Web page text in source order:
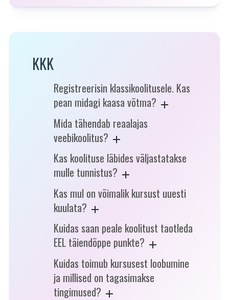
KKK
Registreerisin klassikoolitusele. Kas
pean midagi kaasa võtma?
Mida tähendab reaalajas
veebikoolitus?
Kas koolituse läbides väljastatakse
mulle tunnistus?
Kas mul on võimalik kursust uuesti
kuulata?
Kuidas saan peale koolitust taotleda
EEL täiendõppe punkte?
Kuidas toimub kursusest loobumine
ja millised on tagasimakse
tingimused?